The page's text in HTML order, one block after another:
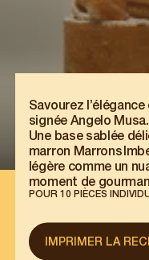
Savourez
signée Angelo Musa.
Une base sablée
marron Marrons
légère comme un
moment de
POUR 10 PIÈCES
IMPRIMER LA